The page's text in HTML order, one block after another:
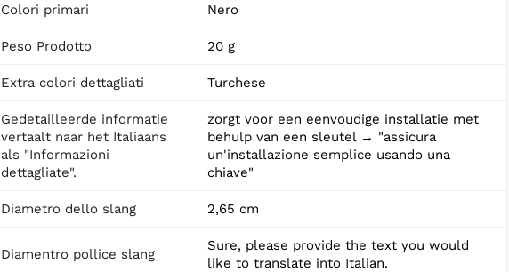
Colori primari Nero
Peso Prodotto 20 g
Extra colori dettagliati Turchese
Gedetailleerde informatie
vertaalt naar het Italiaans
als "Informazioni
dettagliate".
zorgt voor een eenvoudige installatie met
behulp van een sleutel → "assicura
un'installazione semplice usando una
chiave"
Diametro dello slang 2,65 cm
Diamentro pollice slang
Sure, please provide the text you would
like to translate into Italian.